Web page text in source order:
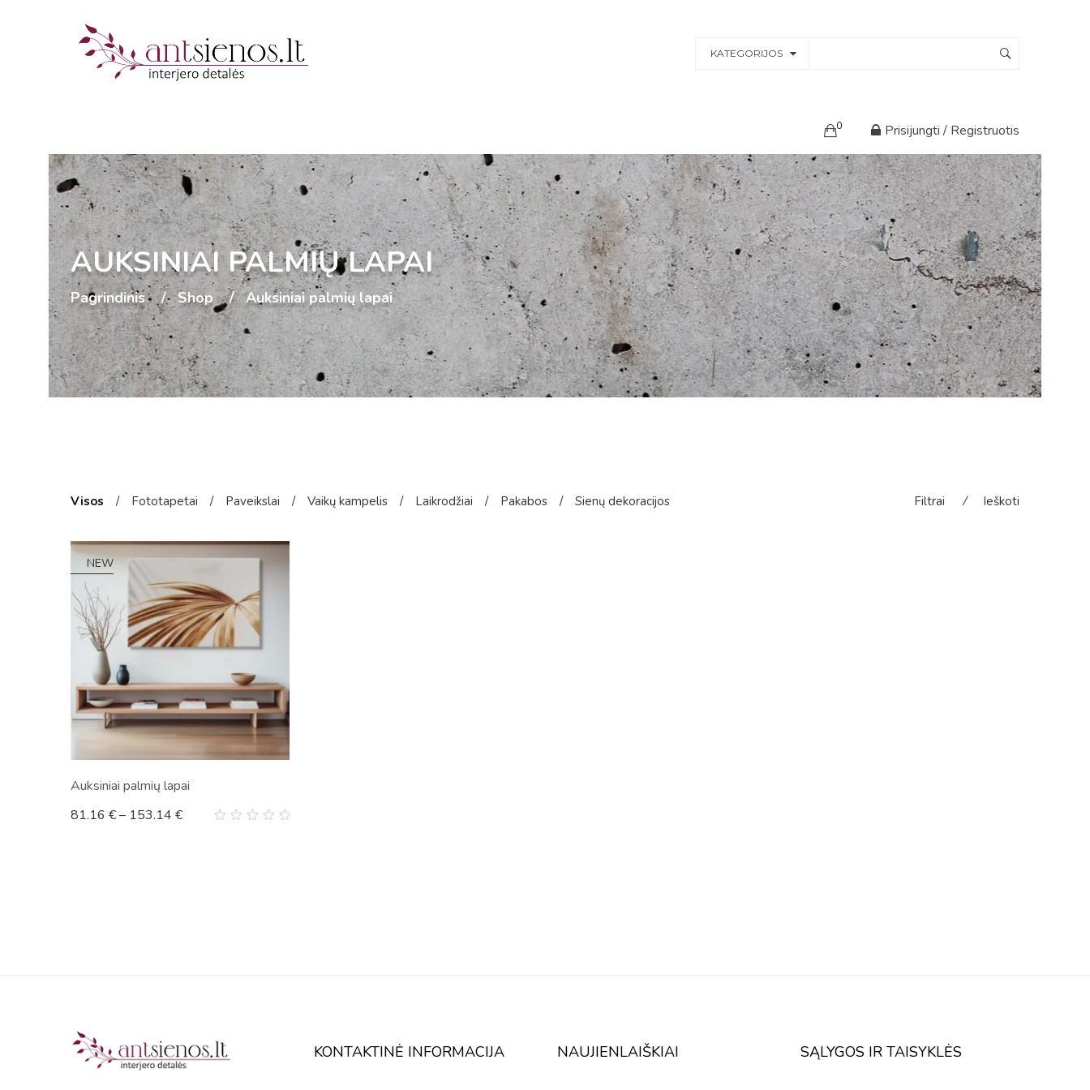
KATEGORIJOS
0 Prisijungti / Registruotis
AUKSINIAI PALMIŲ LAPAI
Pagrindinis Shop Auksiniai palmių lapai
Visos / Fototapetai / Paveikslai / Vaikų kampelis / Laikrodžiai / Pakabos / Sienų dekoracijos Filtrai ⁄ Ieškoti
NEW
Auksiniai palmių lapai
81.16 €– 153.14 €
KONTAKTINĖ INFORMACIJA NAUJIENLAIŠKIAI SĄLYGOS IR TAISYKLĖS